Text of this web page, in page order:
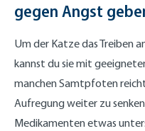
gegen Angst
Um der Katze das Treiben
kannst du sie mit
manchen Samtpfoten
Aufregung weiter zu
Medikamenten etwas